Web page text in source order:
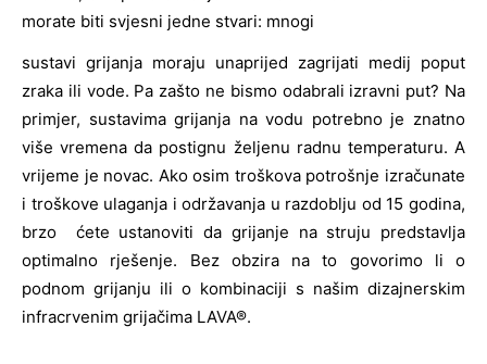
morate biti svjesni jedne stvari: mnogi
sustavi grijanja moraju unaprijed zagrijati medij poput
zraka ili vode. Pa zašto ne bismo odabrali izravni put? Na
primjer, sustavima grijanja na vodu potrebno je znatno
više vremena da postignu željenu radnu temperaturu. A
vrijeme je novac. Ako osim troškova potrošnje izračunate
i troškove ulaganja i održavanja u razdoblju od 15 godina,
brzo ćete ustanoviti da grijanje na struju predstavlja
optimalno rješenje. Bez obzira na to govorimo li o
podnom grijanju ili o kombinaciji s našim dizajnerskim
infracrvenim grijačima LAVA®.